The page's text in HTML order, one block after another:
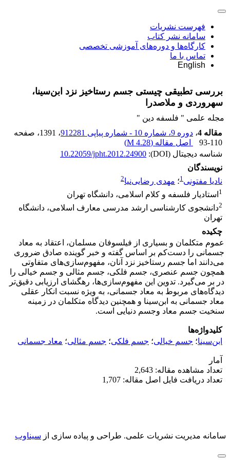
فهرست نشریات
سامانه نشر کتاب
کارگاه‌ها و دوره‌های آموزشی تخصصی
تماس با ما
English
بررسی تطبیقی چیستی جسم رستاخیز نزد ابن‌سینا،
سهروردی و ملاصدرا
مجله علمی " فلسفه دین "
مقاله 4
، دوره 9، شماره 10 - شماره پیاپی 912281 ، 1391
، صفحه
93-110
اصل مقاله (4.28 M
)
شناسه دیجیتال (DOI):
10.22059/jpht.2012.24900
نویسندگان
نادیا مفتونی1؛ مهدی رضایی‌نیا2
1 استادیار فلسفه و کلام اسلامی، دانشگاه تهران
2دانشجوی کارشناسی ارشد مدرسی معارف اسلامی، دانشگاه
تهران
چکیده
عموم متکلمان و بسیاری از فیلسوفان مسلمان، اعتقاد به معاد
جسمانی را دست‌کم بر اساس گفته و خبر گوینده صادق ضروری
می‌دانند اما جسم رستاخیز نزد آنان، مفهوم‌سازی‌های متفاوتی
همچون جسم عنصری، جسم فلکی، جسم مثالی و جسم خیالی را
در بر می‌گیرد. تدوین این مفهوم‌سازی‌ها، رهگشای ارزیابی دقیق‌تر
دیدگاه‌های مربوط به معاد جسمانی، به ویژه نسبت انکار عقلی
معاد جسمانی به ابن‌سینا و همچنین دیدگاه متکلمان در زمینه
سنخیت جسم معاد وجسم دنیایی است.
کلیدواژه‌ها
ابن‌سینا؛ جسم خیالی؛ جسم فلکی؛ جسم مثالی؛ معاد جسمانی
آمار
تعداد مشاهده مقاله: 2,643
تعداد دریافت فایل اصل مقاله: 1,707
سامانه مدیریت نشریات علمی. طراحی و پیاده سازی از سیناوب